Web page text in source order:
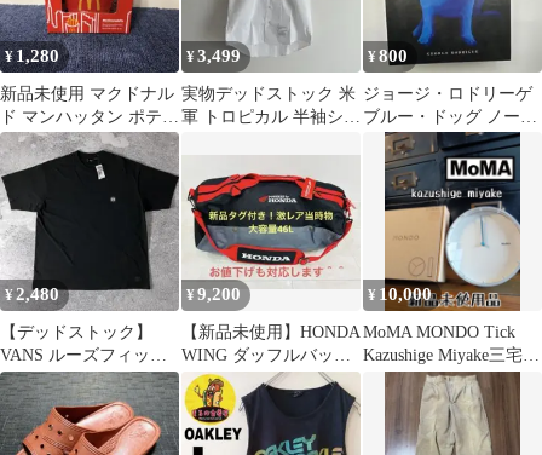
¥1,280
新品未使用 マクドナル
ド マンハッタン ポテト
ライト 非売品 限定 ノ
ベルティ
¥3,499
実物デッドストック 米
軍 トロピカル 半袖シャ
¥800
ジョージ・ロドリーゲ
ブルー・ドッグ ノート
カードセット
¥2,480
【デッドストック】
VANS ルーズフィット
Tシャツ 黒 L 海外モデ
ル タグ付
¥9,200
【新品未使用】HONDA
WING ダッフルバッグ
46L 当時物 タグ付ホン
ダ
¥ 10,000
MoMA MONDO Tick
Kazushige Miyake三宅一
成 掛時計